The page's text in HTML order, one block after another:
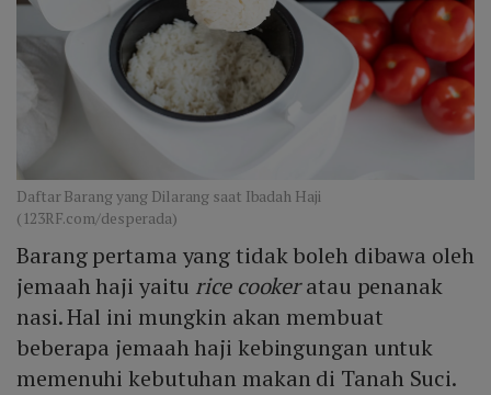
Daftar Barang yang Dilarang saat Ibadah Haji
(123RF.com/desperada)
Barang pertama yang tidak boleh dibawa oleh
jemaah haji yaitu rice cookeratau penanak
nasi. Hal ini mungkin akan membuat
beberapa jemaah haji kebingungan untuk
memenuhi kebutuhan makan di Tanah Suci.